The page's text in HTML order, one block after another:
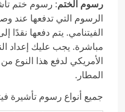
رسوم الختم: رسوم ختم
الرسوم التي تدفعها عند
الفيتنامي. يتم دفعها نقدًا
مباشرة. يجب عليك إعداد
الأمريكي لدفع هذا النوع
المطار.
جميع أنواع رسوم تأشيرة